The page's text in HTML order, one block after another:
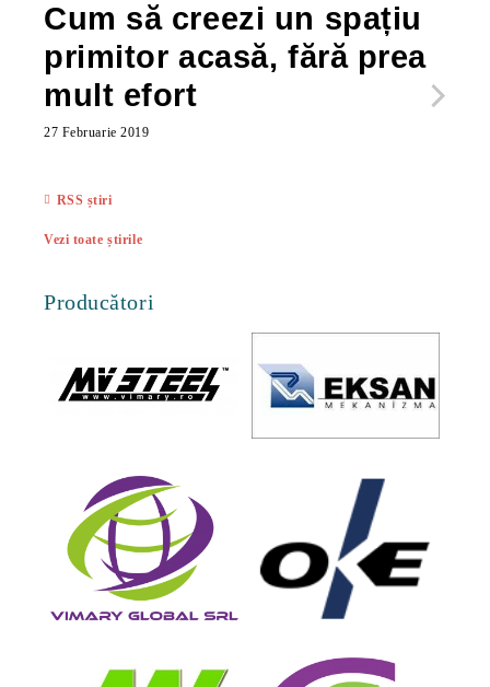
Cum să creezi un spațiu
primitor acasă, fără prea
mult efort
27 Februarie 2019
RSS știri
Vezi toate știrile
Producători